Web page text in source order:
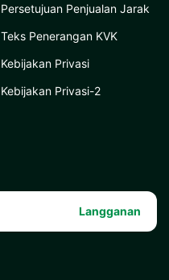
Persetujuan Penjualan Jarak
Teks Penerangan KVK
Kebijakan Privasi
Kebijakan Privasi-2
Langganan